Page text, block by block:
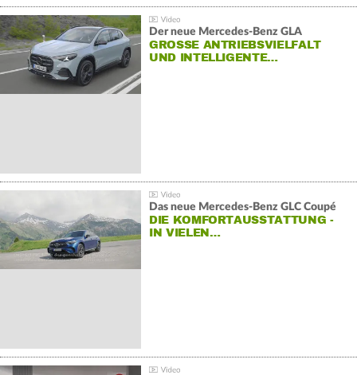
Der neue Mercedes-Benz GLA
GROSSE ANTRIEBSVIELFALT U
ND INTELLIGENTE…
Das neue Mercedes-Benz GLC Coupé
DIE KOMFORTAUSSTATTUNG -
IN VIELEN…